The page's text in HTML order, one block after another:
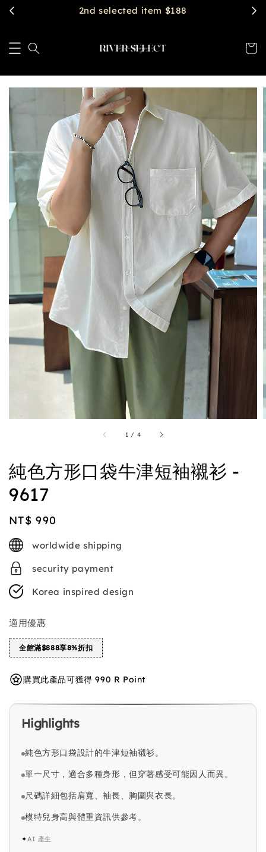
$2888 get free shipping
1 / 4
純色方形口袋牛津短袖襯衫 -
9617
Regular
price
NT$ 990
worldwide shipping
security payment
Korea inspired design
適用優惠
全館滿$888享8%折扣
購買此產品可獲得 990 R Point
Highlights
純色方形口袋設計的牛津短袖襯衫。
單一尺寸，適合多種身形，但穿著感受可能因人而異。
尺碼詳細包括肩寬、袖長、胸圍與衣長。
模特兒身高與體重資訊供參考。
✦AI 產生